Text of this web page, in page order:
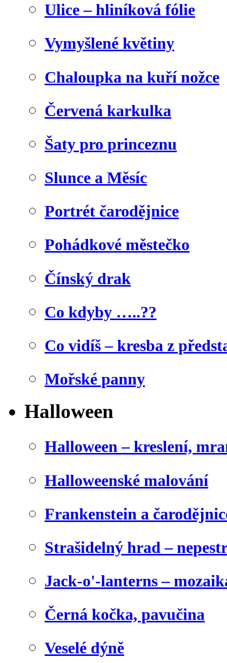
Ulice – hliníková fólie
Vymyšlené květiny
Chaloupka na kuří nožce
Červená karkulka
Šaty pro princeznu
Slunce a Měsíc
Portrét čarodějnice
Pohádkové městečko
Čínský drak
Co kdyby …..??
Co vidíš – kresba z
Mořské panny
Halloween
Halloween – kreslení,
Halloweenské malování
Frankenstein a
Strašidelný hrad –
Jack-o'-lanterns –
Černá kočka, pavučina
Veselé dýně